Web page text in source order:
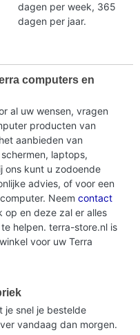
dagen per week, 365
dagen per jaar.
computers en
al uw wensen, vragen
producten van
aanbieden van
laptops,
ons kunt u zodoende
advies, of voor een
Neem contact
op en deze zal er alles
helpen. terra-store.nl is
voor uw Terra
je snel je bestelde
vandaag dan morgen.